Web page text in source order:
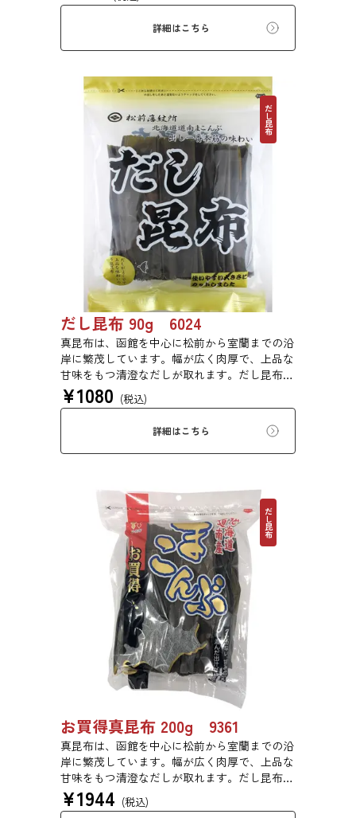
だけます。現代の食生活にぜひ一日一度、お好
詳細はこちら
だし昆布
だし昆布 90g 6024
真昆布は、函館を中心に松前から室蘭までの沿
岸に繁茂しています。幅が広く肉厚で、上品な
甘味をもつ清澄なだしが取れます。だし昆布、
塩昆布、おぼろ昆布、とろろ昆布、佃煮、バッ
テラなどに用いられます。
¥1080 (税込)
詳細はこちら
だし昆布
お買得真昆布 200g 9361
真昆布は、函館を中心に松前から室蘭までの沿
岸に繁茂しています。幅が広く肉厚で、上品な
甘味をもつ清澄なだしが取れます。だし昆布、
塩昆布、おぼろ昆布、とろろ昆布、佃煮、バッ
テラなどに用いられます。
¥1944 (税込)